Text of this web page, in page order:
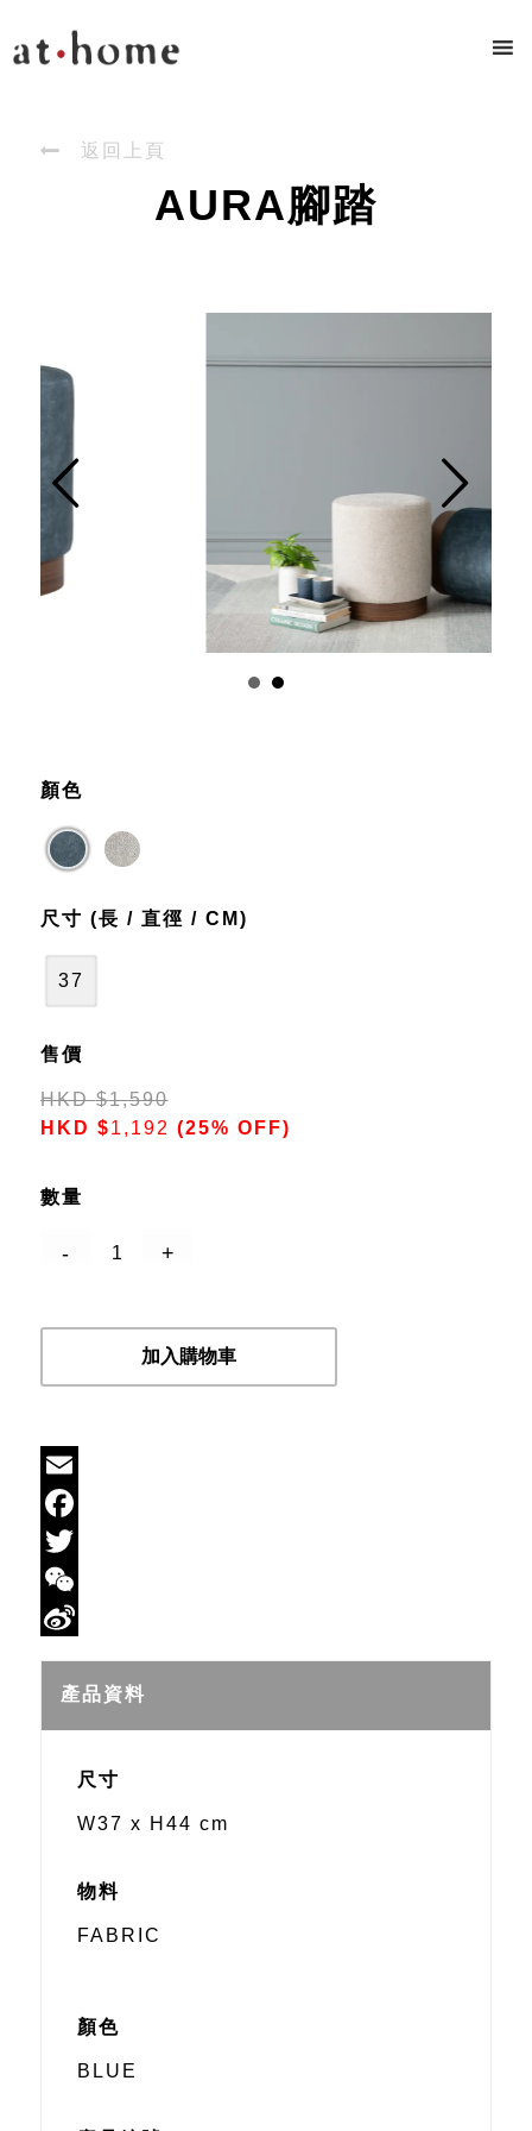
 返回上頁
AURA腳踏
顏色
尺寸 (長 / 直徑 / CM)
37
售價
HKD$1,590
HKD $1,192 (25% OFF)
數量
加入購物車
Email
Facebook
Twitter
WeChat
Weibo
產品資料
尺寸
W37 x H44 cm
物料
FABRIC
顏色
BLUE